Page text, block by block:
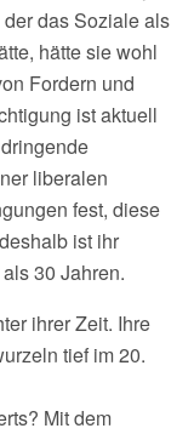
das Soziale als
hätte sie wohl
Fordern und
ist aktuell
liberalen
fest, diese
ist ihr
30 Jahren.
ihrer Zeit. Ihre
tief im 20.
Mit dem